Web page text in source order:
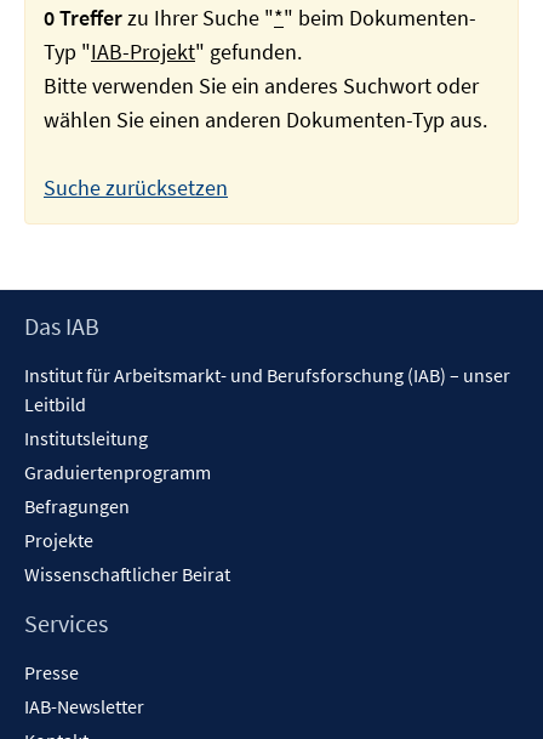
0 Trefferzu Ihrer Suche "*" beim Dokumenten-
Typ "IAB-Projekt" gefunden.
Bitte verwenden Sie ein anderes Suchwort oder
wählen Sie einen anderen Dokumenten-Typ aus.
Suche zurücksetzen
Footer
Das IAB
Institut für Arbeitsmarkt- und Berufsforschung (IAB) – unser
Leitbild
Institutsleitung
Graduiertenprogramm
Befragungen
Projekte
Wissenschaftlicher Beirat
Services
Presse
IAB-Newsletter